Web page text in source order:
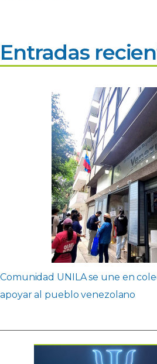
Entradas
Comunidad UNILA se une en
apoyar al pueblo venezolano